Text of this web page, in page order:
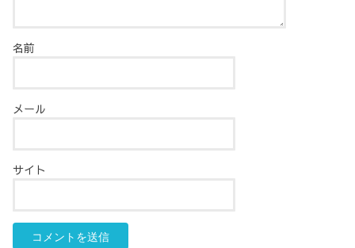
名前
メール
サイト